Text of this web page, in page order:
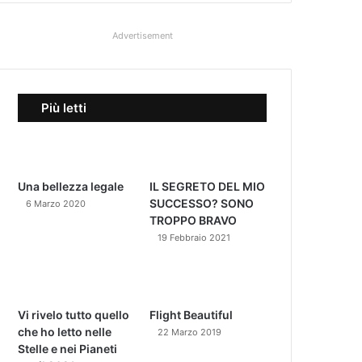
Advertisement
Più letti
Una bellezza legale
6 Marzo 2020
IL SEGRETO DEL MIO
SUCCESSO? SONO
TROPPO BRAVO
19 Febbraio 2021
Vi rivelo tutto quello
che ho letto nelle
Stelle e nei Pianeti
Flight Beautiful
22 Marzo 2019